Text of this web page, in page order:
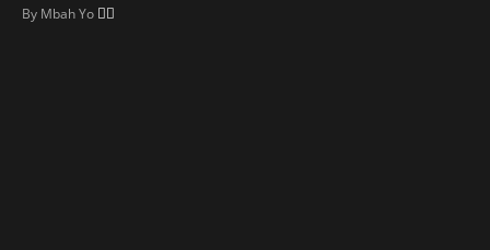
By Mbah Yo 👍🏼